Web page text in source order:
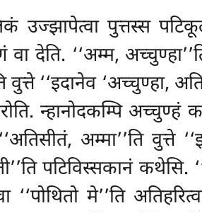
उज्झापेत्वा पुत्तस्स
देति. ‘‘अम्म,
वुत्ते ‘‘इदानेव ‘अच्चुण्हा,
न्हानोदकम्पि अच्चुण्हं
अम्मा’’ति वुत्ते
पटिविस्सकानं कथेसि.
मे’’ति